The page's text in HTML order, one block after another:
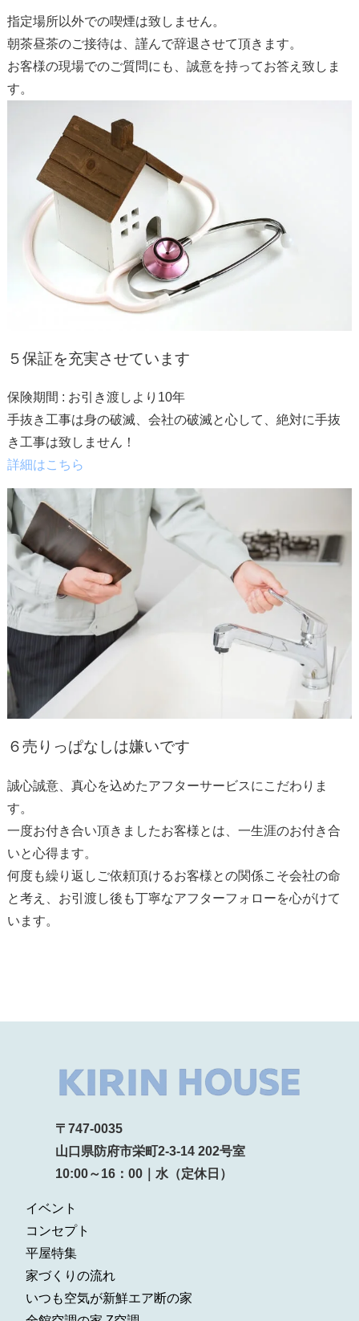
指定場所以外での喫煙は致しません。
朝茶昼茶のご接待は、謹んで辞退させて頂きます。
お客様の現場でのご質問にも、誠意を持ってお答え致しま
す。
５保証を充実させています
保険期間 : お引き渡しより10年
手抜き工事は身の破滅、会社の破滅と心して、絶対に手抜
き工事は致しません！
詳細はこちら
６売りっぱなしは嫌いです
誠心誠意、真心を込めたアフターサービスにこだわりま
す。
一度お付き合い頂きましたお客様とは、一生涯のお付き合
いと心得ます。
何度も繰り返しご依頼頂けるお客様との関係こそ会社の命
と考え、お引渡し後も丁寧なアフターフォローを心がけて
います。
〒747-0035
山口県防府市栄町2-3-14 202号室
10:00～16：00｜水（定休日）
イベント
コンセプト
平屋特集
家づくりの流れ
いつも空気が新鮮エア断の家